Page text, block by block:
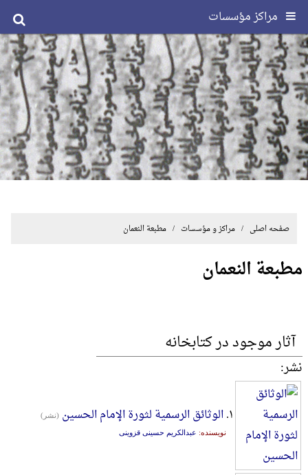
مراکز مؤسسات
صفحه اصلی / مراکز و مؤسسات / مطبعة النعمان
مطبعة النعمان
آثار موجود در کتابخانه
نشر:
۱. الوثائق الرسمیة لثورة الإمام الحسین (نشر)
نویسنده: عبدالکریم حسینی قزوینی